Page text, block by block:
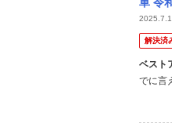
解決済
ベスト
でに言
壊れ